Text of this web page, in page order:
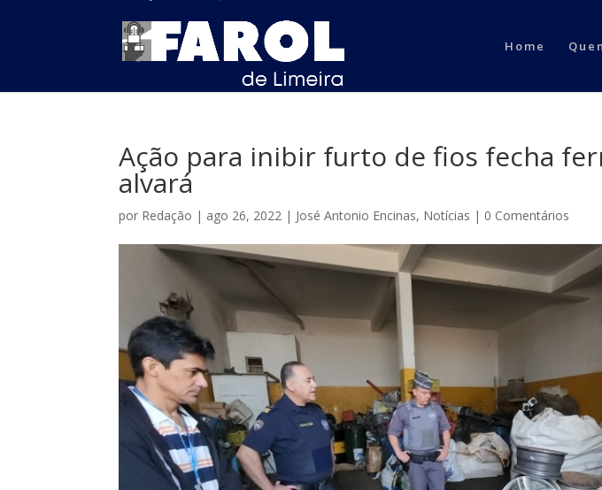
Home
Ação para inibir furto de fios fecha
alvará
por Redação | ago 26, 2022 | José Antonio Encinas, Notícias | 0 Comentários